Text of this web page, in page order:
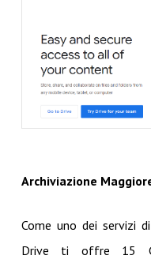
Archiviazione
Come uno dei servizi
Drive ti offre 15